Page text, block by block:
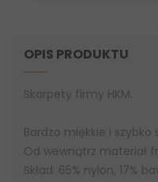
OPIS PRODUKTU
Skarpety firmy HKM.
Bardzo miękkie i szybko
Od wewnątrz materiał
Skład: 65% nylon, 17%